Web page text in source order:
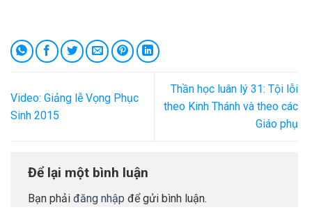
Video: Giảng lễ Vọng Phục
Sinh 2015
Thần học luân lý 31: Tội lỗi
theo Kinh Thánh và theo các
Giáo phụ
Để lại một bình luận
Bạn phải đăng nhập để gửi bình luận.